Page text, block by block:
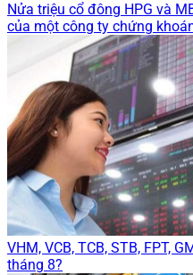
Nửa triệu cổ đông HPG và
của một công ty chứng
VHM, VCB, TCB, STB, FPT,
tháng 8?